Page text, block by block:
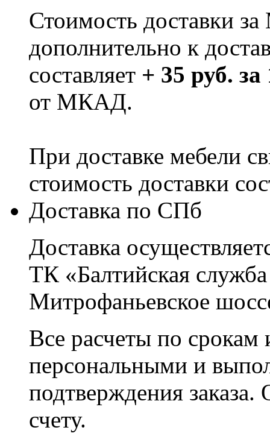
Стоимость доставки
дополнительно к
составляет + 35 руб.
от МКАД.
При доставке мебели
стоимость доставки
Доставка по СПб
Доставка
ТК «Балтийская
Митрофаньевское
Все расчеты по срокам
персональными и
подтверждения заказа.
счету.